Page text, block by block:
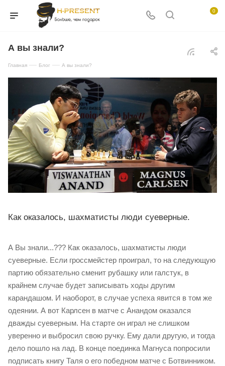
0
А вы знали?
Главная — Блог — А вы знали?
Как оказалось, шахматисты люди суеверные.
А Вы знали...??? Как оказалось, шахматисты люди
суеверные. Если гроссмейстер проиграл, то на следующую
партию обязательно сменит рубашку или галстук, в
крайнем случае будет записывать ходы другим
карандашом. И наоборот, в случае успеха явится в том же
одеянии. А вот Карлсен в матче с Анандом оказался
дважды суеверным. На старте он играл не слишком
уверенно и выбросил свою ручку. Ему дали другую, и тогда
дело пошло на лад. В конце поединка Магнуса попросили
подписать книгу Таля о его победном матче с Ботвинником.